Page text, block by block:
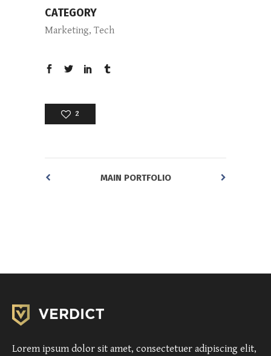
CATEGORY
Marketing, Tech
2
MAIN PORTFOLIO
Lorem ipsum dolor sit amet, consectetuer adipiscing elit,